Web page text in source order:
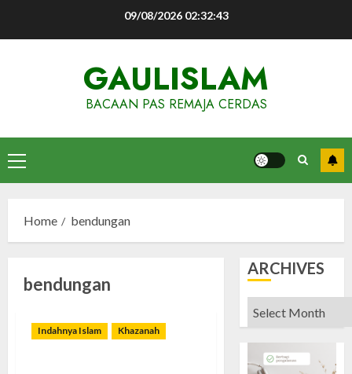
09/08/2026 02:32:44
GAULISLAM
BACAAN PAS REMAJA CERDAS
Primary
Menu
Home bendungan
bendungan
Indahnya Islam Khazanah
ARCHIVES
Archives